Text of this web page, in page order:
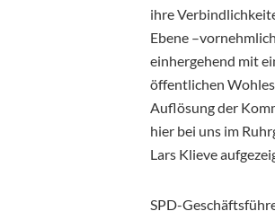
ihre
Ebene
einhergehend mit
öffentlichen
Auflösung der
hier bei uns im
Lars Klieve
SPD-